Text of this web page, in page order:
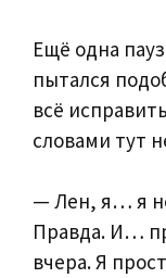
Ещё одна
пытался
всё
словами тут
— Лен, я… я
Правда. И…
вчера. Я